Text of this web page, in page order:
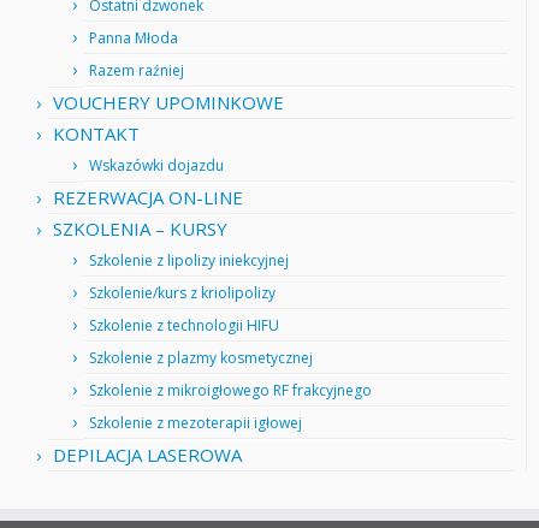
Ostatni dzwonek
Panna Młoda
Razem raźniej
VOUCHERY UPOMINKOWE
KONTAKT
Wskazówki dojazdu
REZERWACJA ON-LINE
SZKOLENIA – KURSY
Szkolenie z lipolizy iniekcyjnej
Szkolenie/kurs z kriolipolizy
Szkolenie z technologii HIFU
Szkolenie z plazmy kosmetycznej
Szkolenie z mikroigłowego RF frakcyjnego
Szkolenie z mezoterapii igłowej
DEPILACJA LASEROWA